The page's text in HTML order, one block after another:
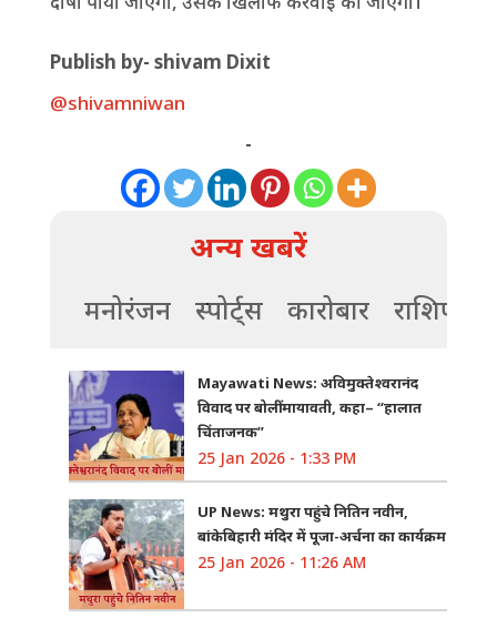
Publish by- shivam Dixit
@shivamniwan
-
अन्य खबरें
मनोरंजन स्पोर्ट्स कारोबार राशिफल
Mayawati News: अविमुक्तेश्वरानंद
विवाद पर बोलीं मायावती, कहा– “हालात
चिंताजनक”
25 Jan 2026 - 1:33 PM
UP News: मथुरा पहुंचे नितिन नवीन,
बांकेबिहारी मंदिर में पूजा-अर्चना का कार्यक्रम
25 Jan 2026 - 11:26 AM